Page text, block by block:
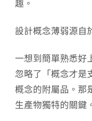
趣。
設計概念薄弱源自
一想到簡單熟悉好
忽略了「概念才是
概念的附屬品。那
生產物獨特的關鍵